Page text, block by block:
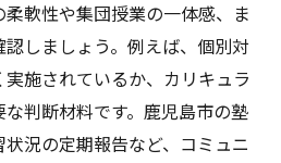
軟性や集団授業の一体感、ま
しましょう。例えば、個別対
施されているか、カリキュラ
判断材料です。鹿児島市の塾
況の定期報告など、コミュニ